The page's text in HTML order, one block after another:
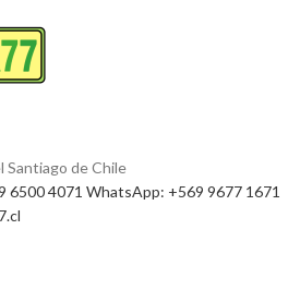
Santiago de Chile
6500 4071 WhatsApp: +569 9677 1671